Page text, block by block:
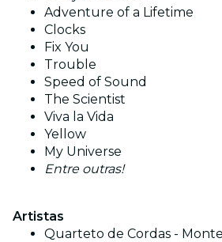
Adventure of a Lifetime
Clocks
Fix You
Trouble
Speed of Sound
The Scientist
Viva la Vida
Yellow
My Universe
Entre outras!
Artistas
Quarteto de Cordas -